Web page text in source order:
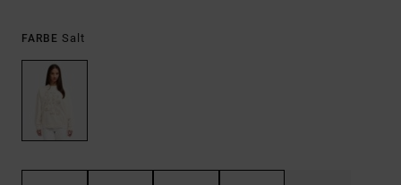
FARBE Salt